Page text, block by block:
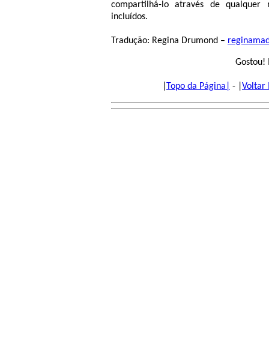
compartilhá-lo através de qualquer
incluídos.
Tradução: Regina Drumond –
Gostou!
Topo da Página| - | Voltar